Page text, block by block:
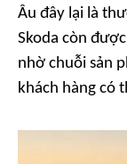
Âu đây lại là
Skoda còn
nhờ chuỗi sản
khách hàng có